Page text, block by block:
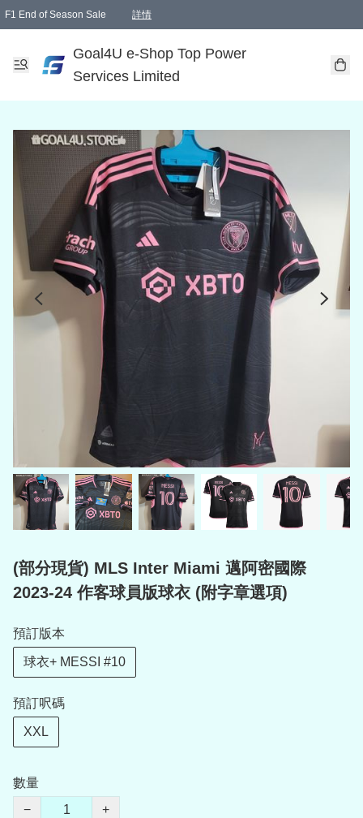
F1 End of Season Sale 詳情
Goal4U e-Shop Top Power
Services Limited
(部分現貨) MLS Inter Miami 邁阿密國際
2023-24 作客球員版球衣 (附字章選項)
預訂版本
球衣+ MESSI #10
預訂呎碼
XXL
數量
−
+